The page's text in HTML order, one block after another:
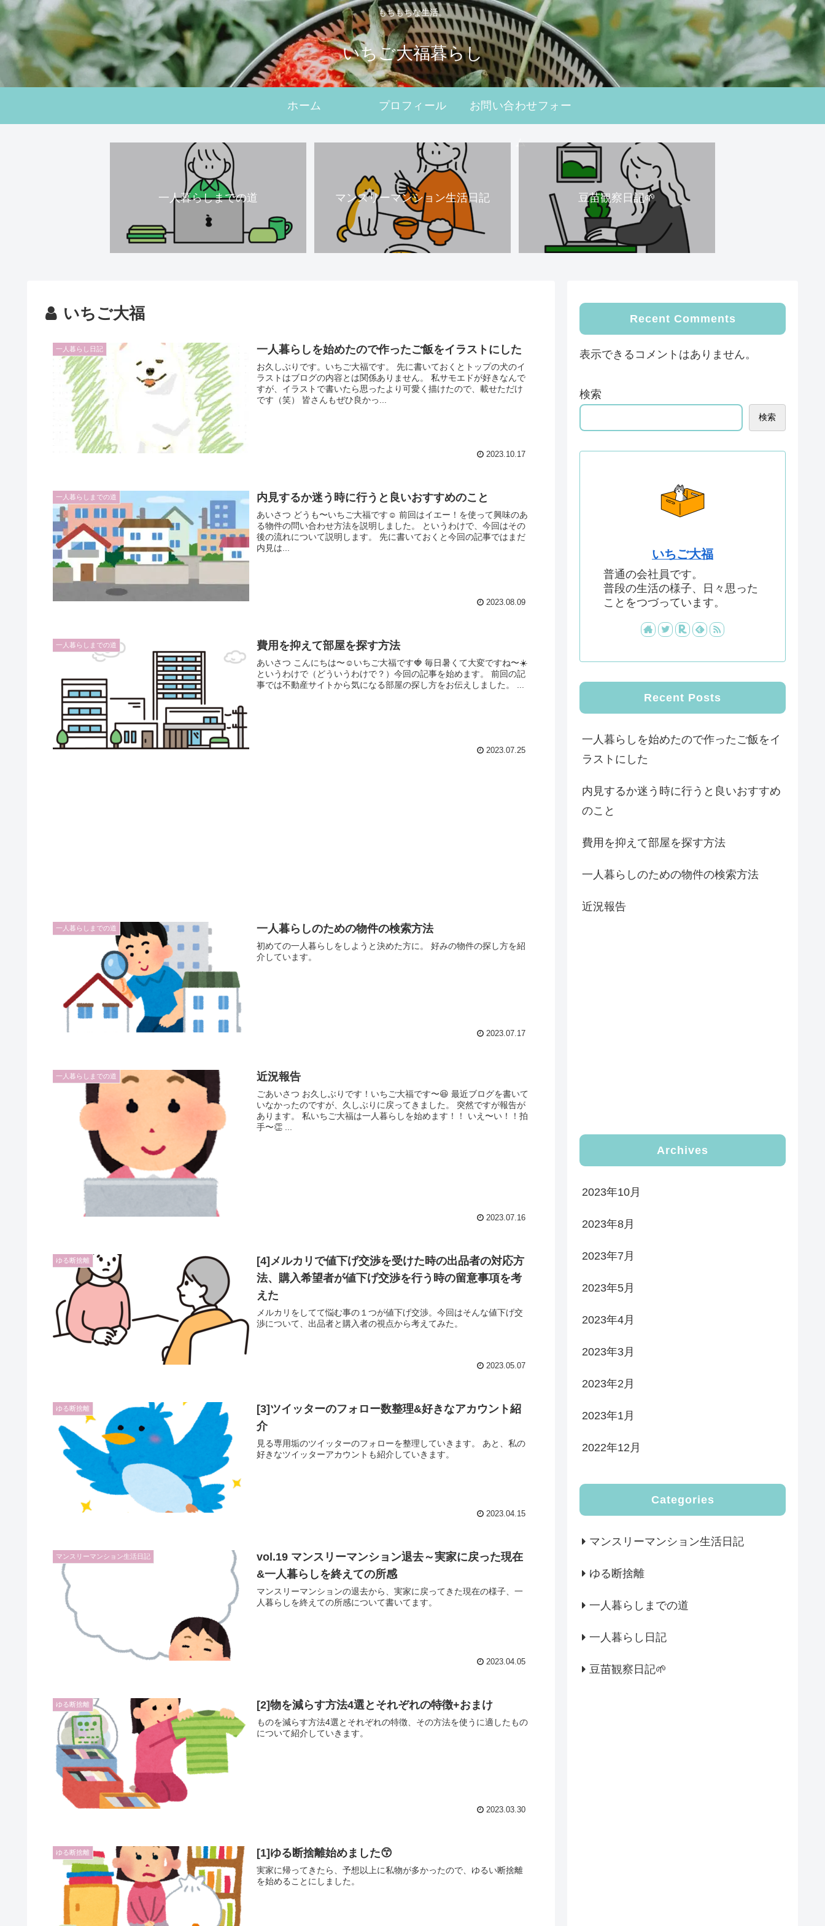
もちもちな生活。
いちご大福暮らし
ホーム プロフィール お問い合わせフォー
ム
一人暮らしまでの道 マンスリーマンション生活日記 豆苗観察日記🌱
いちご大福
一人暮らし日記 一人暮らしを始めたので作ったご飯をイラストにした
お久しぶりです。いちご大福です。 先に書いておくとトップの犬のイ
ラストはブログの内容とは関係ありません。 私サモエドが好きなんで
すが、イラストで書いたら思ったより可愛く描けたので、載せただけ
です（笑） 皆さんもぜひ良かっ...
2023.10.17
一人暮らしまでの道 内見するか迷う時に行うと良いおすすめのこと
あいさつ どうも〜いちご大福です☺️ 前回はイエー！を使って興味のあ
る物件の問い合わせ方法を説明しました。 というわけで、今回はその
後の流れについて説明します。 先に書いておくと今回の記事ではまだ
内見は...
2023.08.09
一人暮らしまでの道 費用を抑えて部屋を探す方法
あいさつ こんにちは〜☺️いちご大福です🍓 毎日暑くて大変ですね〜☀️
というわけで（どういうわけで？）今回の記事を始めます。 前回の記
事では不動産サイトから気になる部屋の探し方をお伝えしました。 ...
2023.07.25
一人暮らしまでの道 一人暮らしのための物件の検索方法
初めての一人暮らしをしようと決めた方に。 好みの物件の探し方を紹
介しています。
2023.07.17
一人暮らしまでの道 近況報告
ごあいさつ お久しぶりです！いちご大福です〜😆 最近ブログを書いて
いなかったのですが、久しぶりに戻ってきました。 突然ですが報告が
あります。 私いちご大福は一人暮らしを始めます！！ いえ〜い！！拍
手〜👏 ...
2023.07.16
ゆる断捨離
[4]メルカリで値下げ交渉を受けた時の出品者の対応方
法、購入希望者が値下げ交渉を行う時の留意事項を考
えた
メルカリをしてて悩む事の１つが値下げ交渉。今回はそんな値下げ交
渉について、出品者と購入者の視点から考えてみた。
2023.05.07
ゆる断捨離
[3]ツイッターのフォロー数整理&好きなアカウント紹
介
見る専用垢のツイッターのフォローを整理していきます。 あと、私の
好きなツイッターアカウントも紹介していきます。
2023.04.15
マンスリーマンション生活日記
vol.19 マンスリーマンション退去～実家に戻った現在
&一人暮らしを終えての所感
マンスリーマンションの退去から、実家に戻ってきた現在の様子、一
人暮らしを終えての所感について書いてます。
2023.04.05
ゆる断捨離 [2]物を減らす方法4選とそれぞれの特徴+おまけ
ものを減らす方法4選とそれぞれの特徴、その方法を使うに適したもの
について紹介していきます。
2023.03.30
ゆる断捨離 [1]ゆる断捨離始めました😙
実家に帰ってきたら、予想以上に私物が多かったので、ゆるい断捨離
を始めることにしました。
Recent Comments
表示できるコメントはありません。
検索
検索
いちご大福
普通の会社員です。
普段の生活の様子、日々思った
ことをつづっています。
Recent Posts
一人暮らしを始めたので作ったご飯をイ
ラストにした
内見するか迷う時に行うと良いおすすめ
のこと
費用を抑えて部屋を探す方法
一人暮らしのための物件の検索方法
近況報告
Archives
2023年10月
2023年8月
2023年7月
2023年5月
2023年4月
2023年3月
2023年2月
2023年1月
2022年12月
Categories
マンスリーマンション生活日記
ゆる断捨離
一人暮らしまでの道
一人暮らし日記
豆苗観察日記🌱